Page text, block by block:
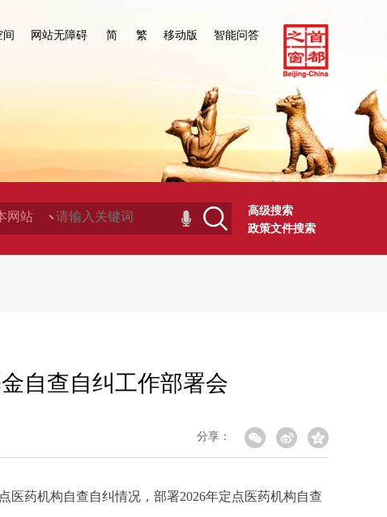
网站无障碍 简 繁 移动版 智能问答
高级搜索
政策文件搜索
自查自纠工作部署会
分享：
医药机构自查自纠情况，部署2026年定点医药机构自查